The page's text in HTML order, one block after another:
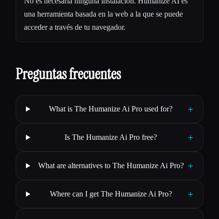
una herramienta basada en la web a la que se puede
acceder a través de tu navegador.
Preguntas frecuentes
What is The Humanize Ai Pro used for? +
Is The Humanize Ai Pro free? +
What are alternatives to The Humanize Ai Pro? +
Where can I get The Humanize Ai Pro? +